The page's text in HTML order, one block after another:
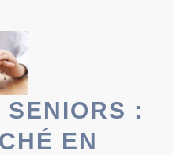
SENIORS :
EN